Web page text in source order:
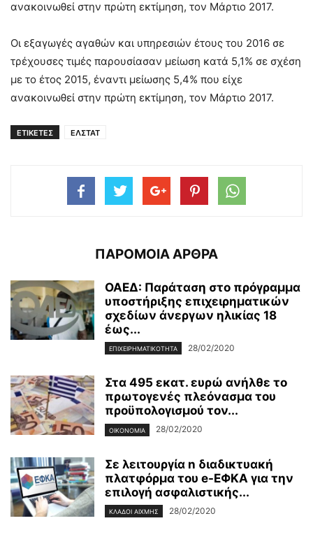
ανακοινωθεί στην πρώτη εκτίμηση, τον Μάρτιο 2017.
Οι εξαγωγές αγαθών και υπηρεσιών έτους του 2016 σε
τρέχουσες τιμές παρουσίασαν μείωση κατά 5,1% σε σχέση
με το έτος 2015, έναντι μείωσης 5,4% που είχε
ανακοινωθεί στην πρώτη εκτίμηση, τον Μάρτιο 2017.
ΕΤΙΚΕΤΕΣ ΕΛΣΤΑΤ
ΠΑΡΟΜΟΙΑ ΑΡΘΡΑ
ΟΑΕΔ: Παράταση στο πρόγραμμα
υποστήριξης επιχειρηματικών
σχεδίων άνεργων ηλικίας 18
έως...
ΕΠΙΧΕΙΡΗΜΑΤΙΚΌΤΗΤΑ 28/02/2020
Στα 495 εκατ. ευρώ ανήλθε το
πρωτογενές πλεόνασμα του
προϋπολογισμού τον...
ΟΙΚΟΝΟΜΊΑ 28/02/2020
Σε λειτουργία n διαδικτυακή
πλατφόρμα του e-ΕΦΚΑ για την
επιλογή ασφαλιστικής...
ΚΛΆΔΟΙ ΑΙΧΜΉΣ 28/02/2020